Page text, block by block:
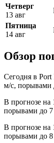
Четверг
13 авг
Пятница
14 авг
Обзор
Сегодня в Port
м/с, порывами
В прогнозе на
порывами до 7
В прогнозе на
порывами до 8